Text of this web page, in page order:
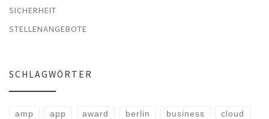
SICHERHEIT
STELLENANGEBOTE
SCHLAGWÖRTER
amp app award berlin business cloud